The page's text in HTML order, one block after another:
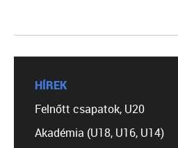
HÍREK
Felnőtt csapatok, U20
Akadémia (U18, U16, U14)